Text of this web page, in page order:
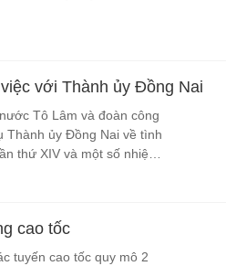
với Thành ủy Đồng Nai
Tô Lâm và đoàn công
Thành ủy Đồng Nai về tình
thứ XIV và một số nhiệm
cao tốc
tuyến cao tốc quy mô 2